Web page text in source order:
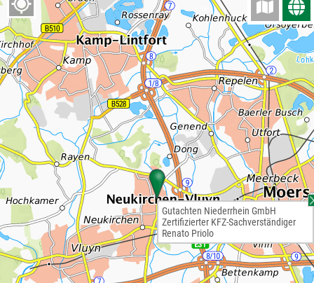
Gutachten Niederrhein GmbH
Zertifizierter KFZ-Sachverständiger
Renato Priolo